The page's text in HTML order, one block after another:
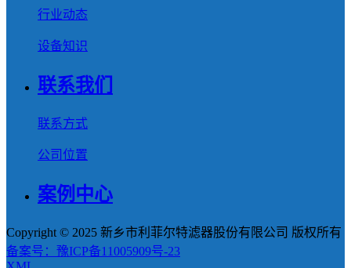
行业动态
设备知识
联系我们
联系方式
公司位置
案例中心
Copyright © 2025 新乡市利菲尔特滤器股份有限公司 版权所有
备案号：豫ICP备11005909号-23